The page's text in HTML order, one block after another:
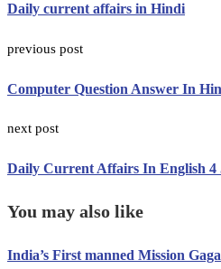
Daily current affairs in Hindi
previous post
Computer Question Answer In
next post
Daily Current Affairs In English 4
You may also like
India’s First manned Mission